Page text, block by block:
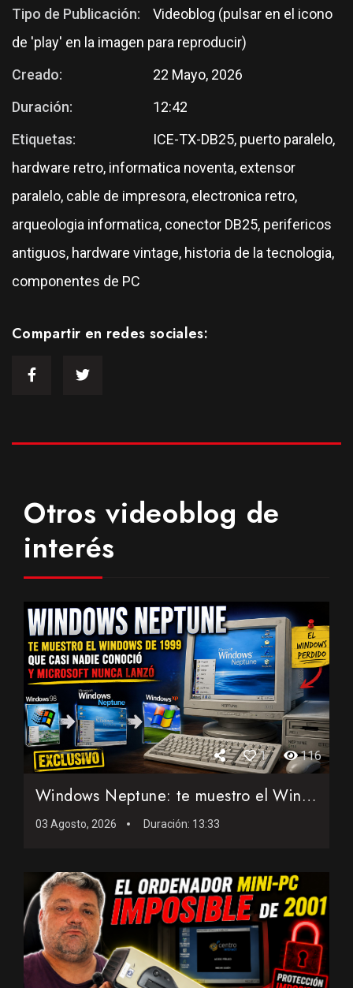
Tipo de Publicación:
Videoblog (pulsar en el icono
de 'play' en la imagen para reproducir)
Creado:
22 Mayo, 2026
Duración:
12:42
Etiquetas:
ICE-TX-DB25, puerto paralelo,
hardware retro, informatica noventa, extensor
paralelo, cable de impresora, electronica retro,
arqueologia informatica, conector DB25, perifericos
antiguos, hardware vintage, historia de la tecnologia,
componentes de PC
Compartir en redes sociales:
Otros videoblog de
interés
1 116
Windows Neptune: te muestro el Windows de 1999 que casi nadi...
03 Agosto, 2026 Duración: 13:33